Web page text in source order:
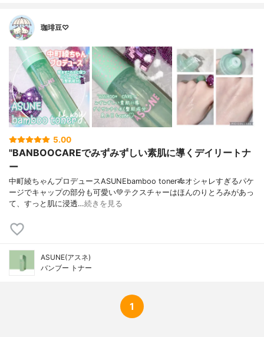
珈琲豆♡
5.00
"BANBOOCAREでみずみずしい素肌に導くデイリートナ
ー
中町綾ちゃんプロデュースASUNEbamboo toner🎋オシャレすぎるパケ
ージでキャップの部分も可愛い💚テクスチャーはほんのりとろみがあっ
て、すっと肌に浸透…続きを見る
ASUNE(アスネ)
バンブー トナー
1